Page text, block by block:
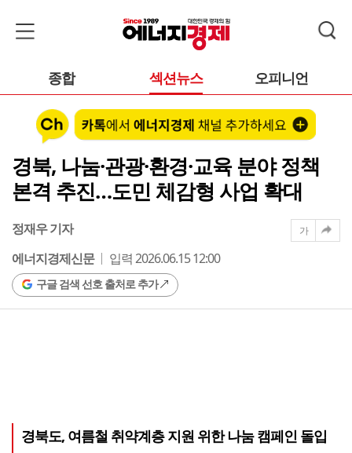
종합 섹션뉴스 오피니언
경북, 나눔·관광·환경·교육 분야 정책
본격 추진…도민 체감형 사업 확대
정재우 기자
에너지경제신문
입력 2026.06.15 12:00
구글 검색 선호 출처로 추가
가
경북도, 여름철 취약계층 지원 위한 나눔 캠페인 돌입